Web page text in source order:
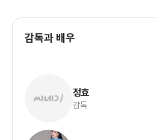
감독과 배우
정효
감독